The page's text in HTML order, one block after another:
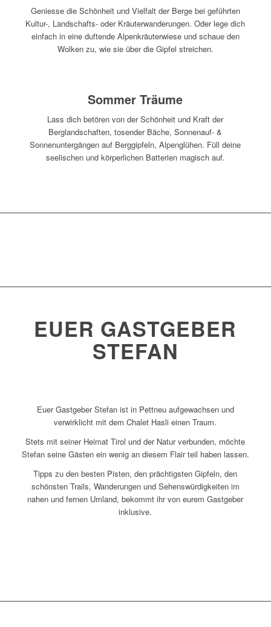
Geniesse die Schönheit und Vielfalt der Berge bei geführten
Kultur-, Landschafts- oder Kräuterwanderungen. Oder lege dich
einfach in eine duftende Alpenkräuterwiese und schaue den
Wolken zu, wie sie über die Gipfel streichen.
Sommer Träume
Lass dich betören von der Schönheit und Kraft der
Berglandschaften, tosender Bäche, Sonnenauf- &
Sonnenuntergängen auf Berggipfeln, Alpenglühen. Füll deine
seelischen und körperlichen Batterien magisch auf.
EUER GASTGEBER
STEFAN
Euer Gastgeber Stefan ist in Pettneu aufgewachsen und
verwirklicht mit dem Chalet Hasli einen Traum.
Stets mit seiner Heimat Tirol und der Natur verbunden, möchte
Stefan seine Gästen ein wenig an diesem Flair teil haben lassen.
Tipps zu den besten Pisten, den prächtigsten Gipfeln, den
schönsten Trails, Wanderungen und Sehenswürdigkeiten im
nahen und fernen Umland, bekommt ihr von eurem Gastgeber
inklusive.